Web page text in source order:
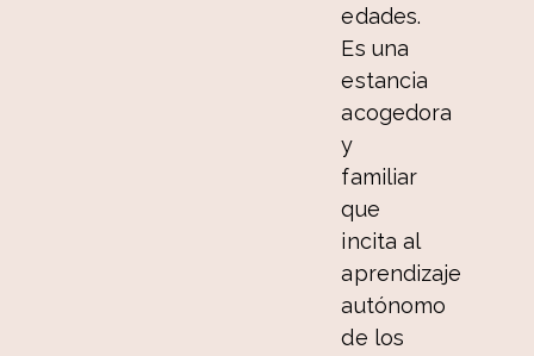
edades.
Es una
estancia
acogedora
y
familiar
que
incita al
aprendizaje
autónomo
de los